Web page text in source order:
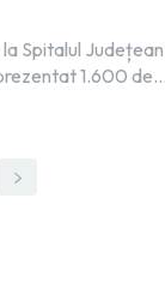
Spitalul
1.600 de...